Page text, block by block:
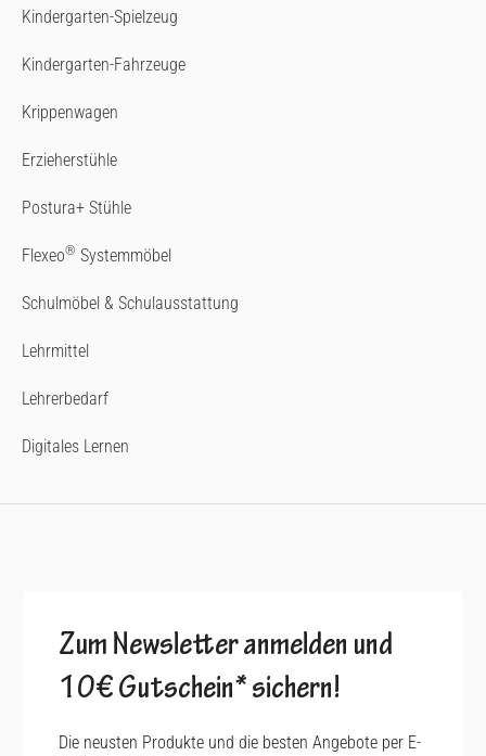
Kindergarten-Spielzeug
Kindergarten-Fahrzeuge
Krippenwagen
Erzieherstühle
Postura+ Stühle
Flexeo® Systemmöbel
Schulmöbel & Schulausstattung
Lehrmittel
Lehrerbedarf
Digitales Lernen
Zum Newsletter anmelden und
10€ Gutschein* sichern!
Die neusten Produkte und die besten Angebote per E-